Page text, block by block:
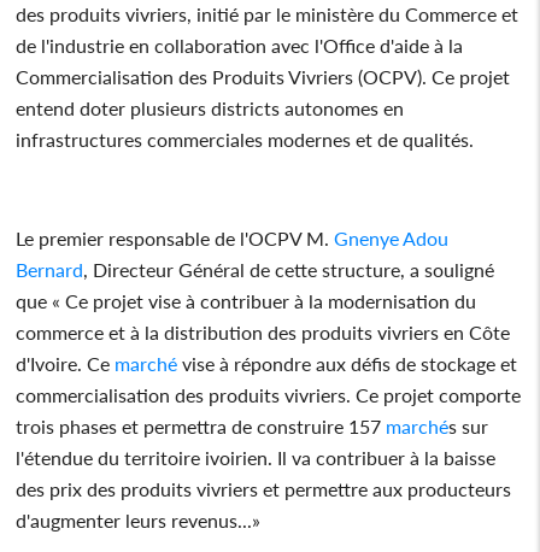
des produits vivriers, initié par le ministère du Commerce et
de l'industrie en collaboration avec l'Office d'aide à la
Commercialisation des Produits Vivriers (OCPV). Ce projet
entend doter plusieurs districts autonomes en
infrastructures commerciales modernes et de qualités.
Le premier responsable de l'OCPV M. Gnenye Adou
Bernard, Directeur Général de cette structure, a souligné
que « Ce projet vise à contribuer à la modernisation du
commerce et à la distribution des produits vivriers en Côte
d'Ivoire. Ce marché vise à répondre aux défis de stockage et
commercialisation des produits vivriers. Ce projet comporte
trois phases et permettra de construire 157 marchés sur
l'étendue du territoire ivoirien. Il va contribuer à la baisse
des prix des produits vivriers et permettre aux producteurs
d'augmenter leurs revenus...»